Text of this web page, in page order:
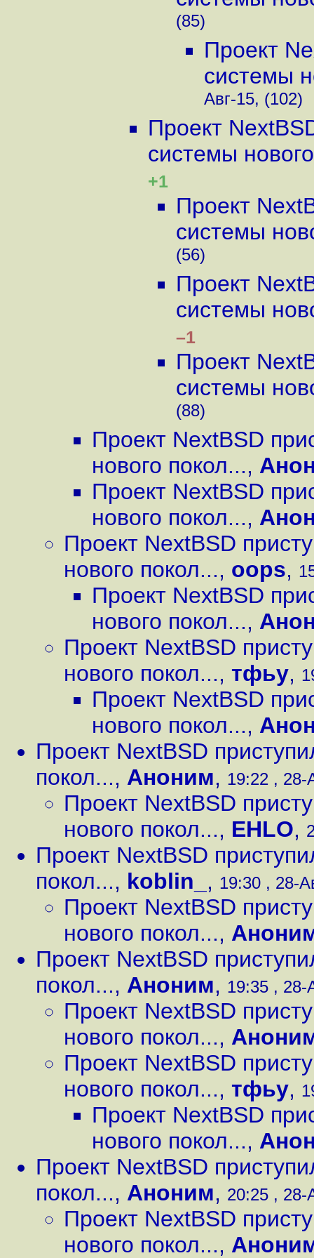
(85)
Проект
системы
Авг-15, (102)
Проект
системы
+1
Проект
системы
(56)
Проект
системы
–1
Проект
системы
(88)
Проект NextBSD
нового покол...,
Проект NextBSD
нового покол...,
Проект NextBSD
нового покол..., oops,
Проект NextBSD
нового покол...,
Проект NextBSD
нового покол..., тфьу,
Проект NextBSD
нового покол...,
Проект NextBSD
покол..., Аноним, 19:22 , 28-
Проект NextBSD
нового покол..., EHLO,
Проект NextBSD
покол..., koblin_ , 19:30 , 28-
Проект NextBSD
нового покол...,
Проект NextBSD
покол..., Аноним, 19:35 , 28-
Проект NextBSD
нового покол...,
Проект NextBSD
нового покол..., тфьу,
Проект NextBSD
нового покол...,
Проект NextBSD
покол..., Аноним, 20:25 , 28-
Проект NextBSD
нового покол...,